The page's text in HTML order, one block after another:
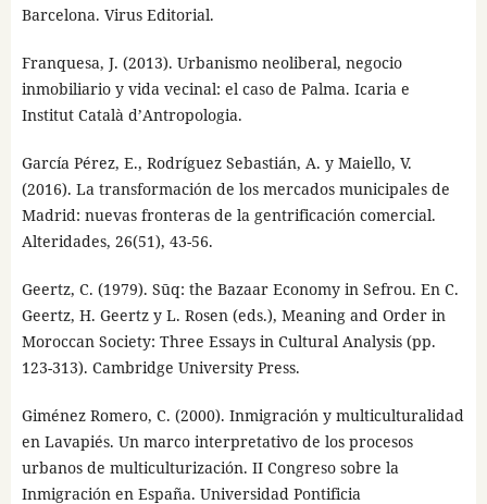
Barcelona. Virus Editorial.
Franquesa, J. (2013). Urbanismo neoliberal, negocio
inmobiliario y vida vecinal: el caso de Palma. Icaria e
Institut Català d’Antropologia.
García Pérez, E., Rodríguez Sebastián, A. y Maiello, V.
(2016). La transformación de los mercados municipales de
Madrid: nuevas fronteras de la gentrificación comercial.
Alteridades, 26(51), 43-56.
Geertz, C. (1979). Sūq: the Bazaar Economy in Sefrou. En C.
Geertz, H. Geertz y L. Rosen (eds.), Meaning and Order in
Moroccan Society: Three Essays in Cultural Analysis (pp.
123-313). Cambridge University Press.
Giménez Romero, C. (2000). Inmigración y multiculturalidad
en Lavapiés. Un marco interpretativo de los procesos
urbanos de multiculturización. II Congreso sobre la
Inmigración en España. Universidad Pontificia